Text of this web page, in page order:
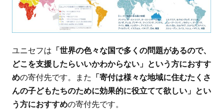
理由
70年
以上
もの
活動
の歴
史が
ユニセフは 「世界の色々な国で多くの問題があるので、
どこを支援したらいいかわからない」という方におすす
めの寄付先です。また
「寄付は様々な地域に住むたくさ
んの子どもたちのために効果的に役立てて欲しい」とい
う方におすすめの寄付先です。